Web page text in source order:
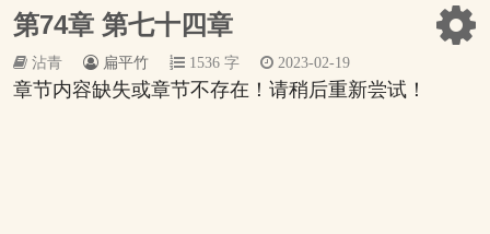
第74章 第七十四章
沾青 扁平竹 1536 字 2023-02-19
章节内容缺失或章节不存在！请稍后重新尝试！